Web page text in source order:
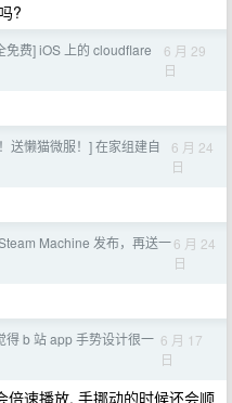
?
免费] iOS 上的 cloudflare
6 月 29
日
送懒猫微服！] 在家组建自
6 月 24
日
Machine 发布，再送一6 月 24
日
得 b 站 app 手势设计很一 6 月 17
日
倍速播放, 手挪动的时候还会顺